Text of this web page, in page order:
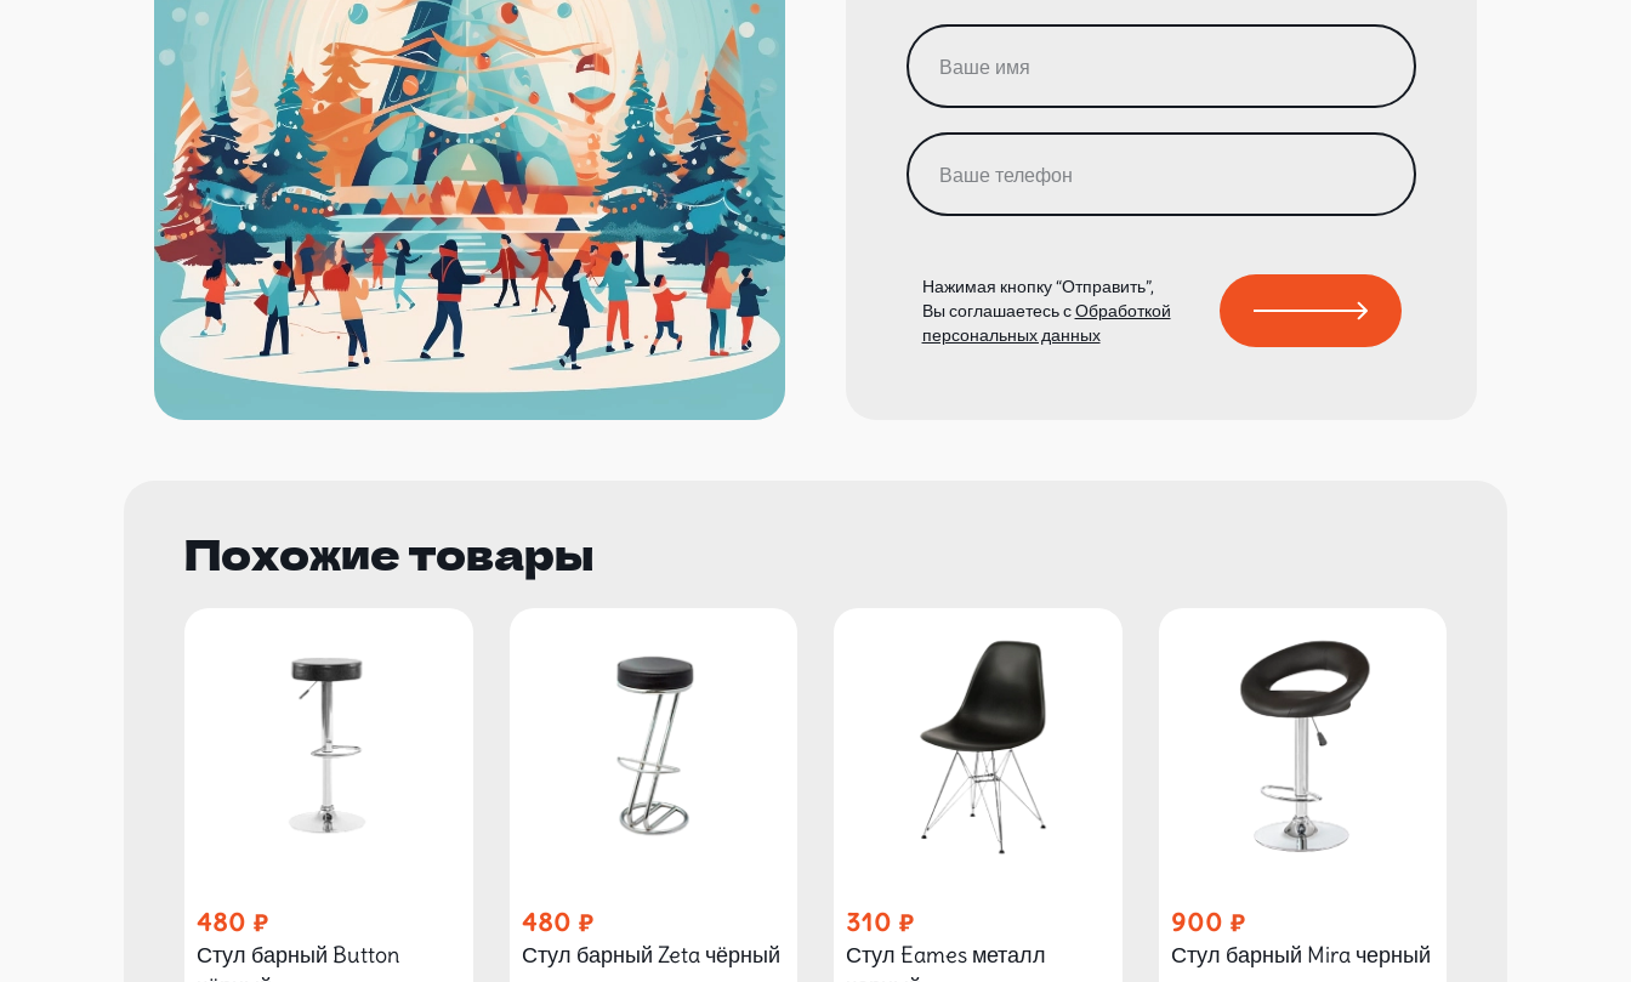
Нажимая кнопку “Отправить”,
Вы соглашаетесь сОбработкой
персональных данных
Похожие товары
480
Стул барный Button
480
Стул барный Zeta чёрный
310
Стул Eames металл
900
Стул барный Mira черный